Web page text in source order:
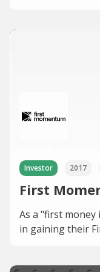
Investor 2017
First
As a "first
in gaining their